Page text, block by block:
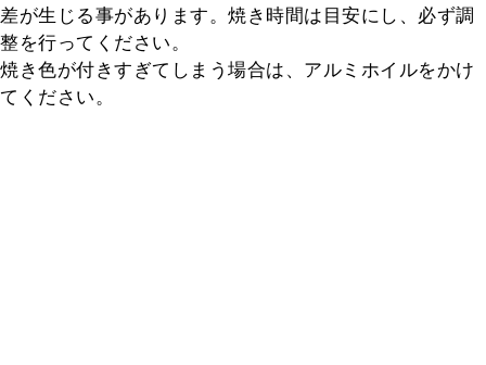
差が生じる事があります。焼き時間は目安にし、必ず調
整を行ってください。
焼き色が付きすぎてしまう場合は、アルミホイルをかけ
てください。